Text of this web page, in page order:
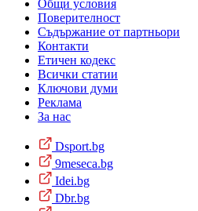
Общи условия
Поверителност
Съдържание от партньори
Контакти
Етичен кодекс
Всички статии
Ключови думи
Реклама
За нас
Dsport.bg
9meseca.bg
Idei.bg
Dbr.bg